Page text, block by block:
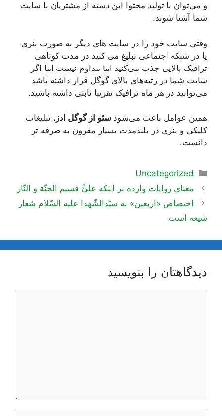
و می‌توان با تولید محتوا این دسته از مشتریان با سایت
شما آشنا شوند.
وقتی سایت خود را در سایت های دیگر به صورت بنری
یا در شبکه اجتماعی تبلیغ می کنید در مدت کوتاهی
ترافیک بالایی جذب می‌کنید اما مداوم نیست اما اگر
سایت شما در رتبه‌های بالای گوگل قرار داشته باشد
می‌توانید در هر ماه ترافیک تقریبا ثابتی داشته باشید.
همین عوامل باعث می‌شود سئو از گوگل ادز ، تبلیغات
کلیکی و بنری در بلندمدت بسیار مقرون به صرفه تر
دانست.
دسته‌ها
Uncategorized
ناوبری
نوشته‌ها
معناى روایات وارده بر اینکه علىٌّ قسیم الجنّة و النّار
اختصاص «اربعین» به سیّدالشّهدا علیه السّلام شعار
شیعه است
دیدگاهتان را بنویسید